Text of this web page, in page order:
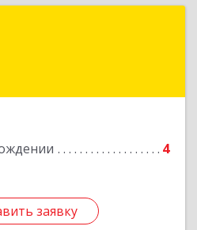
4
заявку
Автономный округ
Подробнее
заявку